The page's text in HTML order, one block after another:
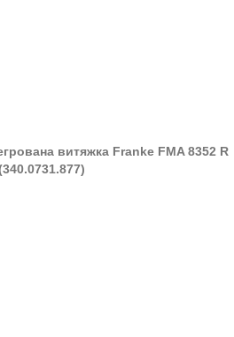
витяжка Franke FMA 8352 R